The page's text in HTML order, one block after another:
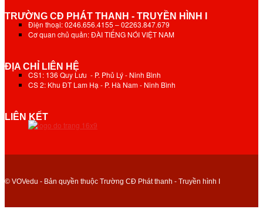
TRƯỜNG CĐ PHÁT THANH - TRUYỀN HÌNH I
Điện thoại: 0246.656.4155 – 02263.847.679
Cơ quan chủ quản: ĐÀI TIẾNG NÓI VIỆT NAM
ĐỊA CHỈ LIÊN HỆ
CS1: 136 Quy Lưu - P. Phủ Lý - Ninh Bình
CS 2: Khu ĐT Lam Hạ - P. Hà Nam - Ninh Bình
LIÊN KẾT
© VOVedu - Bản quyền thuộc Trường CĐ Phát thanh - Truyền hình I